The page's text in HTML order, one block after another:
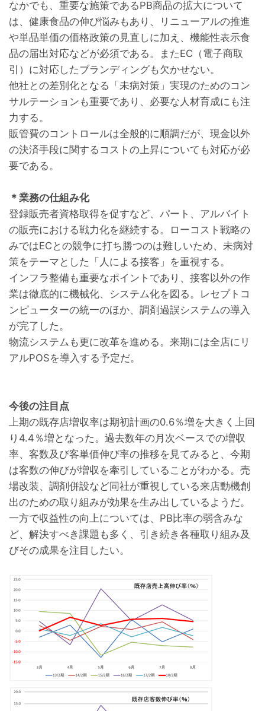
なかでも、重要な施策であるPB商品の拡大について
は、健康食品の伸び悩みもあり、リニューアルの推進
や単品単価の価格政策の見直しに加え、機能性表示食
品の届出対応などが必須である。またEC（電子商取
引）に対応したブランディングも欠かせない。
他社との差別化となる「未病対策」実現のためのコン
サルテーションも重要であり、必要な人材育成にも注
力する。
販管費のコントロールは全般的に順調だが、現金以外
の決済手段に関するコストの上昇についても対応が必
要である。
＊業務の仕組み化
登録販売者資格取得を促すなど、パート、アルバイト
の販売における戦力化を継続する。ローコスト戦略の
みではECとの競争に打ち勝つのは難しいため、未病対
策をテーマとした「人による接客」を重視する。
インフラ整備も重要なポイントであり、接客以外の作
業は徹底的に機械化、システム化を図る。レセプトコ
ンピューターの統一のほか、調剤過誤システムの導入
が完了した。
物流システムも更に改革を進める。来期には全店にリ
アルPOSを導入する予定だ。
今後の注目点
上期の既存店増収率は期初計画の0.6％増を大きく上回
り4.4％増となった。過去数年の月次ベースでの増収
率、客数及び客単価伸び率の推移を見てみると、今期
は客数の伸びが増収を牽引していることがわかる。売
場改装、調剤併設など同社が重視している来店動機創
出のための取り組みが効果を生み出しているようだ。
一方で収益性の向上については、PB比率の弱含みな
ど、解決すべき課題も多く、引き続き各種取り組み及
びその成果を注目したい。